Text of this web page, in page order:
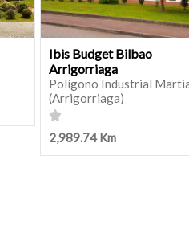
Ibis Budget Bilbao
Arrigorriaga
Polígono Industrial
(Arrigorriaga)
2,989.74 Km